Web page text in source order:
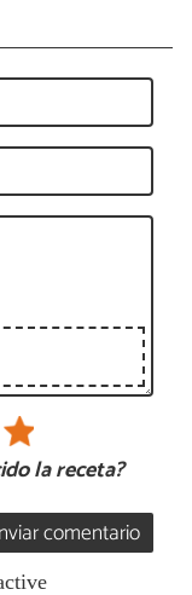
la receta?
comentario